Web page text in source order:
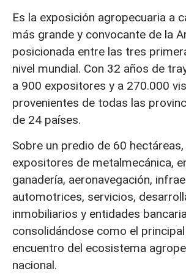
Es la exposición agropecuaria a
más grande y convocante de la
posicionada entre las tres
nivel mundial. Con 32 años de
a 900 expositores y a 270.000
provenientes de todas las
de 24 países.
Sobre un predio de 60
expositores de metalmecánica,
ganadería, aeronavegación,
automotrices, servicios,
inmobiliarios y entidades
consolidándose como el
encuentro del ecosistema
nacional.